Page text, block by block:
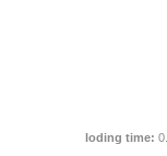
loding time: